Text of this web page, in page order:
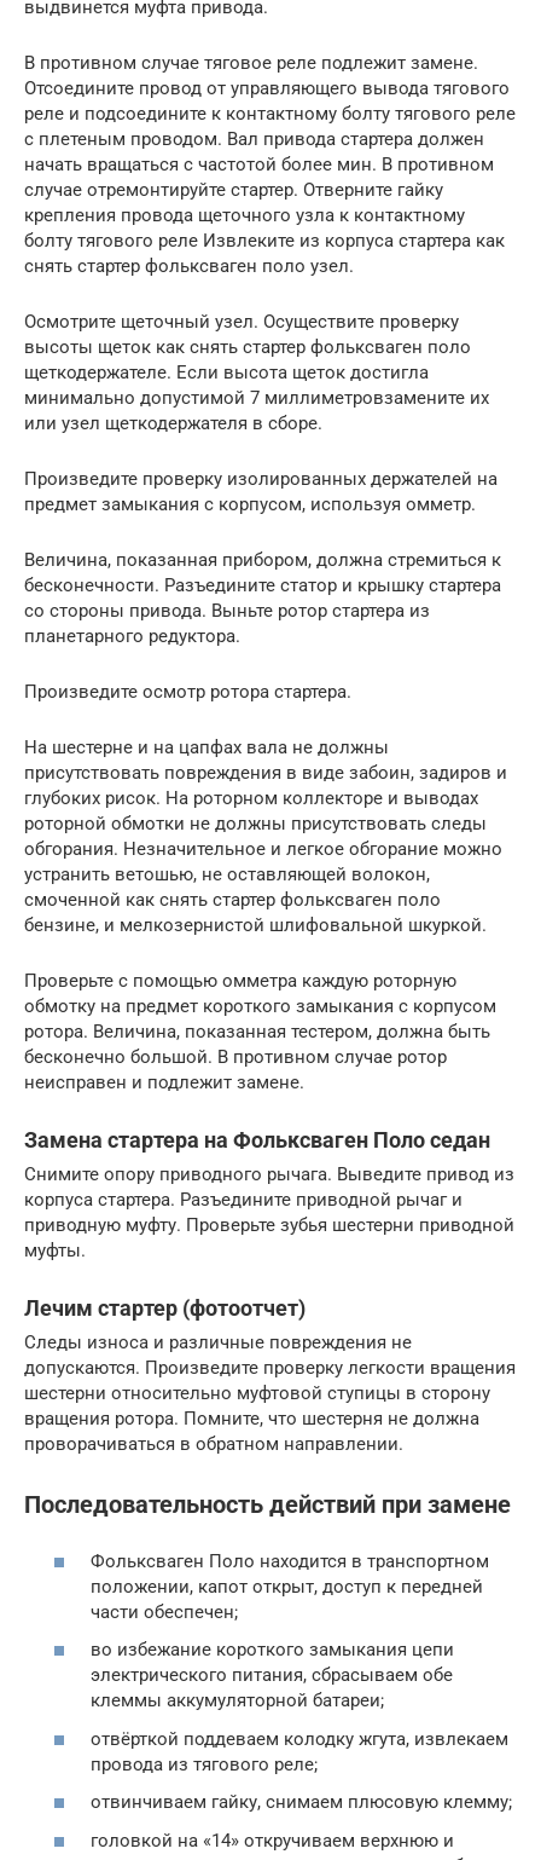
выдвинется муфта привода.
В противном случае тяговое реле подлежит замене.
Отсоедините провод от управляющего вывода тягового
реле и подсоедините к контактному болту тягового реле
с плетеным проводом. Вал привода стартера должен
начать вращаться с частотой более мин. В противном
случае отремонтируйте стартер. Отверните гайку
крепления провода щеточного узла к контактному
болту тягового реле Извлеките из корпуса стартера как
снять стартер фольксваген поло узел.
Осмотрите щеточный узел. Осуществите проверку
высоты щеток как снять стартер фольксваген поло
щеткодержателе. Если высота щеток достигла
минимально допустимой 7 миллиметровзамените их
или узел щеткодержателя в сборе.
Произведите проверку изолированных держателей на
предмет замыкания с корпусом, используя омметр.
Величина, показанная прибором, должна стремиться к
бесконечности. Разъедините статор и крышку стартера
со стороны привода. Выньте ротор стартера из
планетарного редуктора.
Произведите осмотр ротора стартера.
На шестерне и на цапфах вала не должны
присутствовать повреждения в виде забоин, задиров и
глубоких рисок. На роторном коллекторе и выводах
роторной обмотки не должны присутствовать следы
обгорания. Незначительное и легкое обгорание можно
устранить ветошью, не оставляющей волокон,
смоченной как снять стартер фольксваген поло
бензине, и мелкозернистой шлифовальной шкуркой.
Проверьте с помощью омметра каждую роторную
обмотку на предмет короткого замыкания с корпусом
ротора. Величина, показанная тестером, должна быть
бесконечно большой. В противном случае ротор
неисправен и подлежит замене.
Замена стартера на Фольксваген Поло седан
Снимите опору приводного рычага. Выведите привод из
корпуса стартера. Разъедините приводной рычаг и
приводную муфту. Проверьте зубья шестерни приводной
муфты.
Лечим стартер (фотоотчет)
Следы износа и различные повреждения не
допускаются. Произведите проверку легкости вращения
шестерни относительно муфтовой ступицы в сторону
вращения ротора. Помните, что шестерня не должна
проворачиваться в обратном направлении.
Последовательность действий при замене
Фольксваген Поло находится в транспортном
положении, капот открыт, доступ к передней
части обеспечен;
во избежание короткого замыкания цепи
электрического питания, сбрасываем обе
клеммы аккумуляторной батареи;
отвёрткой поддеваем колодку жгута, извлекаем
провода из тягового реле;
отвинчиваем гайку, снимаем плюсовую клемму;
головкой на «14» откручиваем верхнюю и